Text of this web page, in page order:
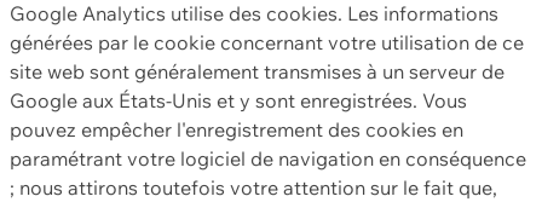
Google Analytics utilise des cookies. Les informations
générées par le cookie concernant votre utilisation de ce
site web sont généralement transmises à un serveur de
Google aux États-Unis et y sont enregistrées. Vous
pouvez empêcher l'enregistrement des cookies en
paramétrant votre logiciel de navigation en conséquence
; nous attirons toutefois votre attention sur le fait que,